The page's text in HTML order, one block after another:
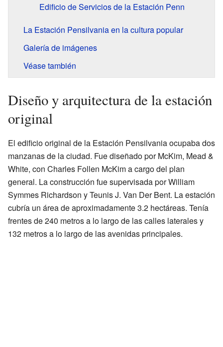
Edificio de Servicios de la Estación Penn
La Estación Pensilvania en la cultura popular
Galería de imágenes
Véase también
Diseño y arquitectura de la estación
original
El edificio original de la Estación Pensilvania ocupaba dos
manzanas de la ciudad. Fue diseñado por McKim, Mead &
White, con Charles Follen McKim a cargo del plan
general. La construcción fue supervisada por William
Symmes Richardson y Teunis J. Van Der Bent. La estación
cubría un área de aproximadamente 3.2 hectáreas. Tenía
frentes de 240 metros a lo largo de las calles laterales y
132 metros a lo largo de las avenidas principales.